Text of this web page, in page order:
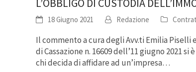
L’OBBLIGO DI CUSTODIA
18 Giugno 2021 Redazione
Il commento a cura degli Avv.ti Emilia
di Cassazione n. 16609 dell’11 giugno 2021
chi decida di affidare ad un’impresa…